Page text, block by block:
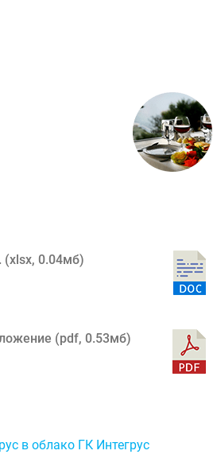
(xlsx, 0.04мб)
(pdf, 0.53мб)
в облако ГК Интегрус